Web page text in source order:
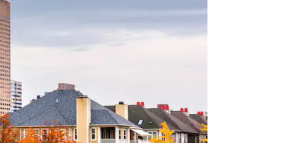
flechas hacia arriba y hacia abajo, o bien tocando y deslizando la pantalla.